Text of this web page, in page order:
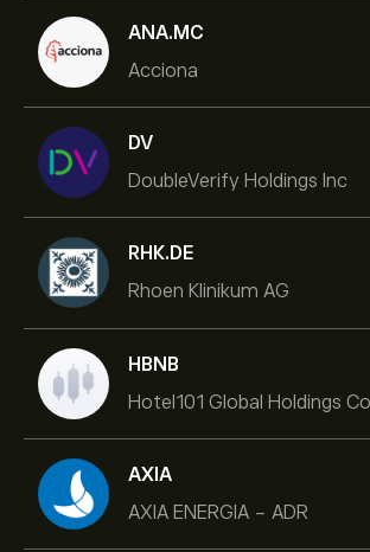
ANA.MC
Acciona
DV
DoubleVerify Holdings Inc
RHK.DE
Rhoen Klinikum AG
HBNB
Hotel101 Global Holdings
AXIA
AXIA ENERGIA - ADR